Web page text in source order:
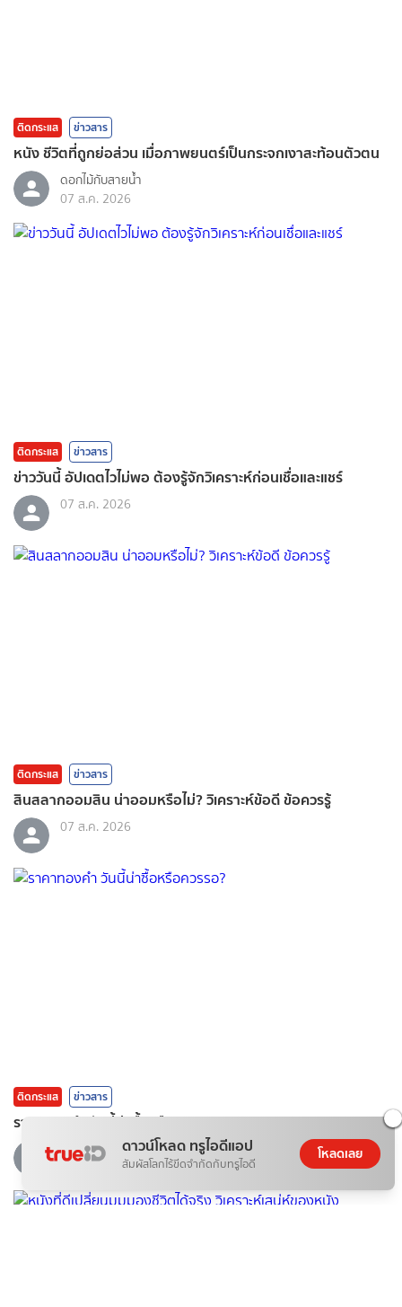
ติดกระแส ข่าวสาร
หนัง ชีวิตที่ถูกย่อส่วน เมื่อภาพยนตร์เป็นกระจกเงาสะท้อนตัวตน
ดอกไม้กับสายน้ำ
07 ส.ค. 2026
ติดกระแส ข่าวสาร
ข่าววันนี้ อัปเดตไวไม่พอ ต้องรู้จักวิเคราะห์ก่อนเชื่อและแชร์
07 ส.ค. 2026
ติดกระแส ข่าวสาร
สินสลากออมสิน น่าออมหรือไม่? วิเคราะห์ข้อดี ข้อควรรู้
07 ส.ค. 2026
ติดกระแส ข่าวสาร
ราคาทองคํา วันนี้น่าซื้อหรือควรรอ?
07 ส.ค. 2026ดาวน์โหลด ทรูไอดีแอป
สัมผัสโลกไร้ขีดจำกัดกับทรูไอดี
โหลดเลย